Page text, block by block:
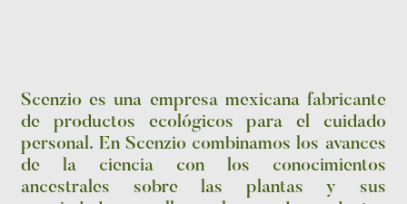
Scenzio es una empresa mexicana fabricante
de productos ecológicos para el cuidado
personal. En Scenzio combinamos los avances
de la ciencia con los conocimientos
ancestrales sobre las plantas y sus